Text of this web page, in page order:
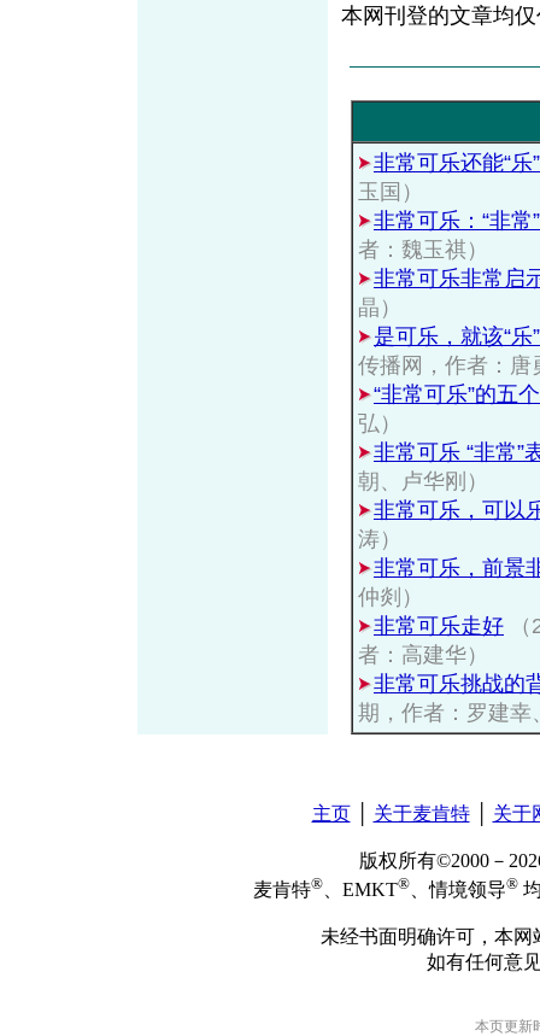
本网刊登的文章均
非常可乐还能“乐
玉国）
非常可乐：“非常
者：魏玉祺）
非常可乐非常启
晶）
是可乐，就该“
传播网，作者：唐
“非常可乐”的五
弘）
非常可乐 “非常”
朝、卢华刚）
非常可乐，可以
涛）
非常可乐，前景
仲剡）
非常可乐走好
者：高建华）
非常可乐挑战的
期，作者：罗建幸
主页│ 关于麦肯特│ 关于
版权所有©2000－
麦肯特® 、EMKT® 、情境领导®
未经书面明确许可，本
如有任何意
本页更新